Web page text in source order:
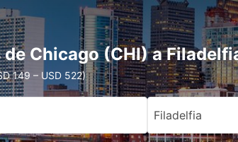
Chicago (CHI) a
149 – USD 522)
Filadelfia